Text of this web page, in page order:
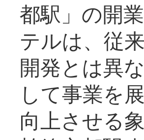
都駅」の開
テルは、従
開発とは異
して事業を
向上させる